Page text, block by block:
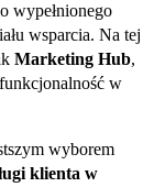
wypełnionego
wsparcia. Na tej
Marketing Hub,
w
wyborem
klienta w